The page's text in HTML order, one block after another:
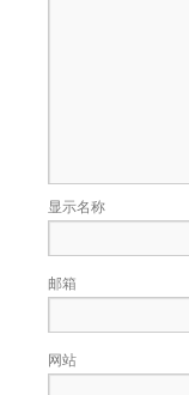
显示名称
邮箱
网站